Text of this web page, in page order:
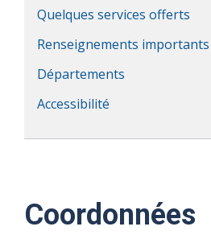
Quelques services offerts
Renseignements importants
Départements
Accessibilité
Coordonnées